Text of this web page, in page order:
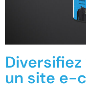
un site e-